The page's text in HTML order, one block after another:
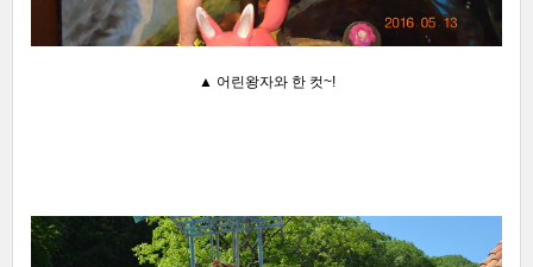
▲ 어린왕자와 한 컷~!